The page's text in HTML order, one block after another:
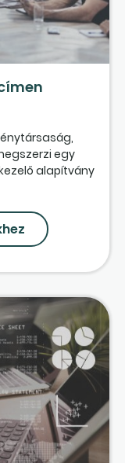
egy
alapítvány